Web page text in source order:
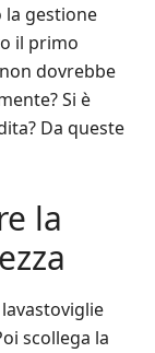
la gestione
il primo
dovrebbe
Si è
Da queste
la
scollega la